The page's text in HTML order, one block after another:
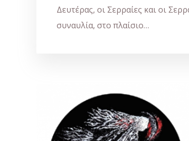
Δευτέρας, οι Σερραίες και οι
συναυλία, στο πλαίσιο…